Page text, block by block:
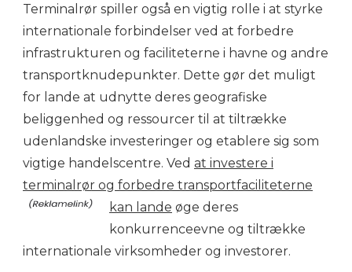
Terminalrør spiller også en vigtig rolle i at styrke
internationale forbindelser ved at forbedre
infrastrukturen og faciliteterne i havne og andre
transportknudepunkter. Dette gør det muligt
for lande at udnytte deres geografiske
beliggenhed og ressourcer til at tiltrække
udenlandske investeringer og etablere sig som
vigtige handelscentre. Ved at investere i
terminalrør og forbedre transportfaciliteterne
kan lande øge deres
konkurrenceevne og tiltrække
internationale virksomheder og investorer.